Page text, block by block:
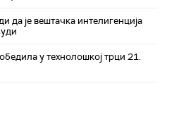
да је вештачка интелигенција
у технолошкој трци 21.